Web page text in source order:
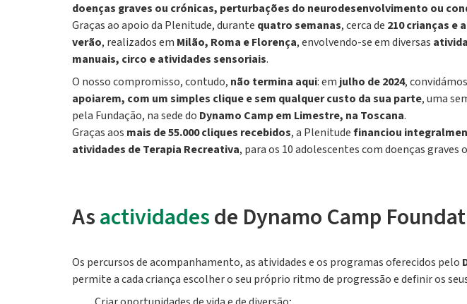
doenças graves ou crónicas, perturbações do neurodesenvolvimento ou
Graças ao apoio da Plenitude, durante quatro semanas, cerca de 210 crianças e
verão, realizados em Milão, Roma e Florença, envolvendo-se em diversas
manuais, circo e atividades sensoriais.
O nosso compromisso, contudo, não termina aqui: em julho de 2024,
apoiarem, com um simples clique e sem qualquer custo da sua parte, uma
pela Fundação, na sede do Dynamo Camp em Limestre, na Toscana.
Graças aos mais de 55.000 cliques recebidos, a Plenitudefinanciou
atividades de Terapia Recreativa, para os 10 adolescentes com doenças graves
Asactividadesde Dynamo Camp
Os percursos de acompanhamento, as atividades e os programas oferecidos pelo
permite a cada criança escolher o seu próprio ritmo de progressão e definir os